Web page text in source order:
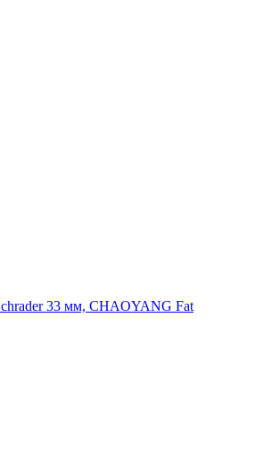
33 мм, CHAOYANG Fat